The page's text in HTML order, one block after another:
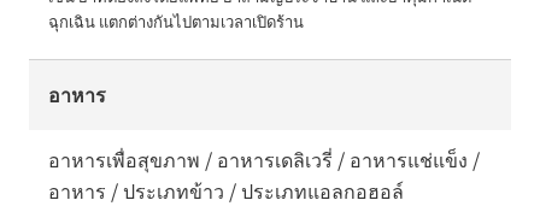
ฉุกเฉิน แตกต่างกันไปตามเวลาเปิดร้าน
อาหาร
อาหารเพื่อสุขภาพ / อาหารเดลิเวรี่ / อาหารแช่แข็ง /
อาหาร / ประเภทข้าว / ประเภทแอลกอฮอล์